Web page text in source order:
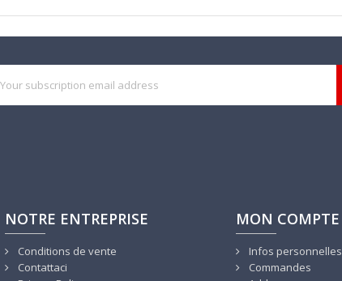
NOTRE ENTREPRISE
Conditions de vente
Contattaci
MON COMPTE
Infos personnelles
Commandes